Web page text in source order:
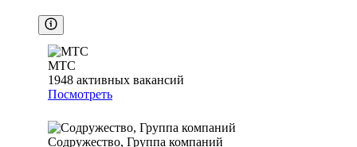
МТС
1948 активных вакансий
Посмотреть
Содружество, Группа компаний